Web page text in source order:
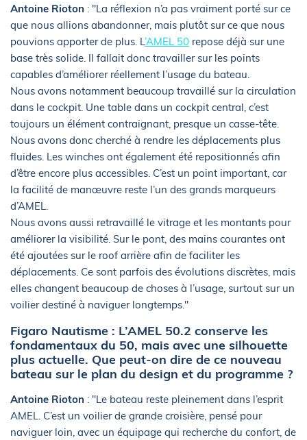
Antoine Rioton : "La réflexion n’a pas vraiment porté sur ce
que nous allions abandonner, mais plutôt sur ce que nous
pouvions apporter de plus. L’AMEL 50 repose déjà sur une
base très solide. Il fallait donc travailler sur les points
capables d’améliorer réellement l’usage du bateau.
Nous avons notamment beaucoup travaillé sur la circulation
dans le cockpit. Une table dans un cockpit central, c’est
toujours un élément contraignant, presque un casse-tête.
Nous avons donc cherché à rendre les déplacements plus
fluides. Les winches ont également été repositionnés afin
d’être encore plus accessibles. C’est un point important, car
la facilité de manœuvre reste l’un des grands marqueurs
d’AMEL.
Nous avons aussi retravaillé le vitrage et les montants pour
améliorer la visibilité. Sur le pont, des mains courantes ont
été ajoutées sur le roof arrière afin de faciliter les
déplacements. Ce sont parfois des évolutions discrètes, mais
elles changent beaucoup de choses à l’usage, surtout sur un
voilier destiné à naviguer longtemps."
Figaro Nautisme : L’AMEL 50.2 conserve les
fondamentaux du 50, mais avec une silhouette
plus actuelle. Que peut-on dire de ce nouveau
bateau sur le plan du design et du programme ?
Antoine Rioton : "Le bateau reste pleinement dans l’esprit
AMEL. C’est un voilier de grande croisière, pensé pour
naviguer loin, avec un équipage qui recherche du confort, de